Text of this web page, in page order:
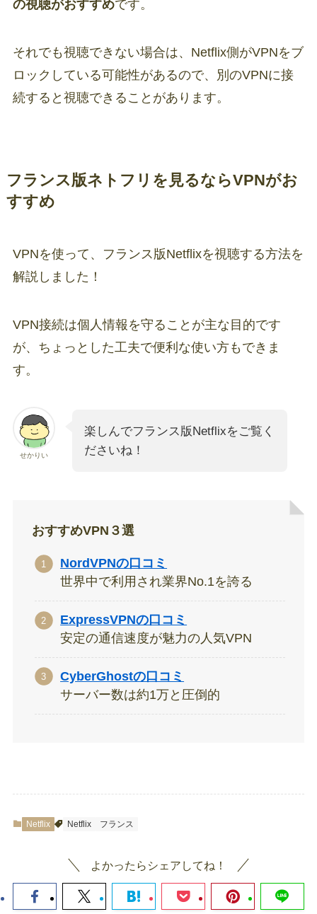
の視聴がおすすめです。
それでも視聴できない場合は、Netflix側がVPNをブ
ロックしている可能性があるので、別のVPNに接
続すると視聴できることがあります。
フランス版ネトフリを見るならVPNがお
すすめ
VPNを使って、フランス版Netflixを視聴する方法を
解説しました！
VPN接続は個人情報を守ることが主な目的です
が、ちょっとした工夫で便利な使い方もできま
す。
せかりい
楽しんでフランス版Netflixをご覧く
ださいね！
おすすめVPN３選
NordVPNの口コミ
世界中で利用され業界No.1を誇る
ExpressVPNの口コミ
安定の通信速度が魅力の人気VPN
CyberGhostの口コミ
サーバー数は約1万と圧倒的
Netflix Netflix フランス
よかったらシェアしてね！